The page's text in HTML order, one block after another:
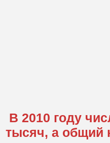
В 2010 году
тысяч, а общий